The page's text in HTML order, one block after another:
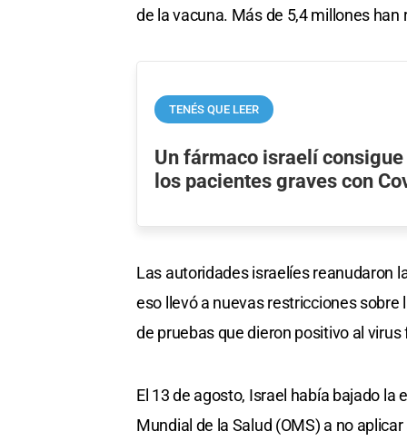
de la vacuna. Más de 5,4 millones
TENÉS QUE LEER
Un fármaco israelí
los pacientes graves con
Las autoridades israelíes reanudaron
eso llevó a nuevas restricciones
de pruebas que dieron positivo al virus
El 13 de agosto, Israel había bajado la
Mundial de la Salud (OMS) a no